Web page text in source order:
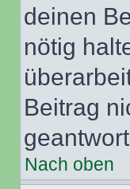
deinen
nötig
Beitrag
Nach oben